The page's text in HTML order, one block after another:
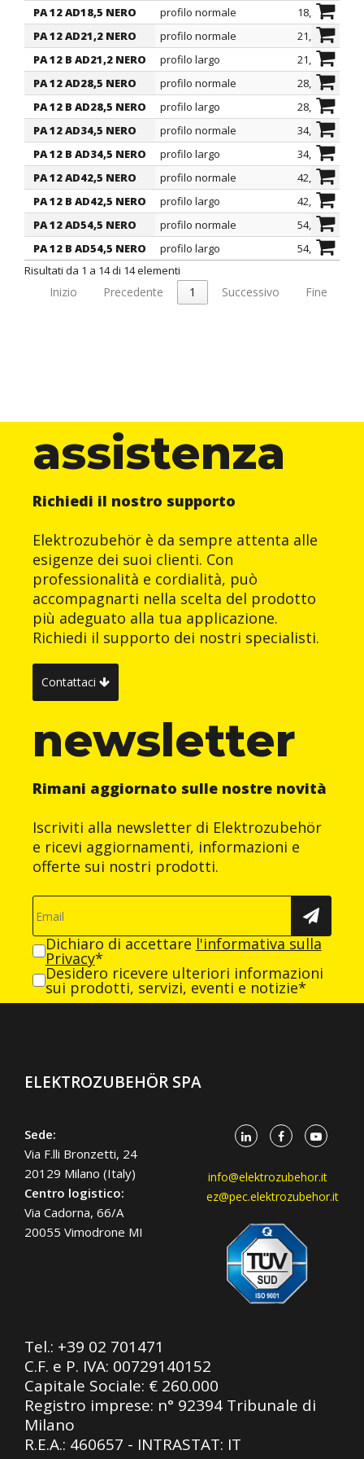
Resistenza alla compressione: 125 N
Resistenza agli urti: 0,5 Kg
Resistenza alla trazione: 100 N
(Test realizzati con tubi in dimensione AD21,2 secondo
le specifiche DIN EN IEC 61386-23)
Su richiesta: con una maggiorazione sul prezzo, il tubo
è fornibile sia in spezzoni sia con apertura laterale su
tutta la lunghezza.
PA 12 AD18,5 NERO
profilo normale
18,5
PA 12 AD21,2 NERO
profilo normale
21,2
PA 12 B AD21,2 NERO
profilo largo
21,2
PA 12 AD28,5 NERO
profilo normale
28,5
PA 12 B AD28,5 NERO
profilo largo
28,5
PA 12 AD34,5 NERO
profilo normale
34,5
PA 12 B AD34,5 NERO
profilo largo
34,5
PA 12 AD42,5 NERO
profilo normale
42,5
PA 12 B AD42,5 NERO
profilo largo
42,5
PA 12 AD54,5 NERO
profilo normale
54,5
PA 12 B AD54,5 NERO
profilo largo
54,5
Risultati da 1 a 14 di 14 elementi
Inizio Precedente 1 Successivo Fine
assistenza
Richiedi il nostro supporto
Elektrozubehör è da sempre attenta alle
esigenze dei suoi clienti. Con
professionalità e cordialità, può
accompagnarti nella scelta del prodotto
più adeguato alla tua applicazione.
Richiedi il supporto dei nostri specialisti.
Contattaci
newsletter
Rimani aggiornato sulle nostre novità
Iscriviti alla newsletter di Elektrozubehör
e ricevi aggiornamenti, informazioni e
offerte sui nostri prodotti.
Dichiaro di accettare l'informativa sulla
Privacy*
Desidero ricevere ulteriori informazioni
sui prodotti, servizi, eventi e notizie*
ELEKTROZUBEHÖR SPA
Sede:
Via F.lli Bronzetti, 24
20129 Milano (Italy)
Centro logistico:
Via Cadorna, 66/A
20055 Vimodrone MI
info@elektrozubehor.it
ez@pec.elektrozubehor.it
Tel.: +39 02 701471
C.F. e P. IVA: 00729140152
Capitale Sociale: € 260.000
Registro imprese: n° 92394 Tribunale di
Milano
R.E.A.: 460657 - INTRASTAT: IT